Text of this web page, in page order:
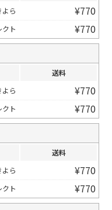
ら
¥770
クト ¥770
送料
ら
¥770
クト ¥770
送料
ら
¥770
クト ¥770